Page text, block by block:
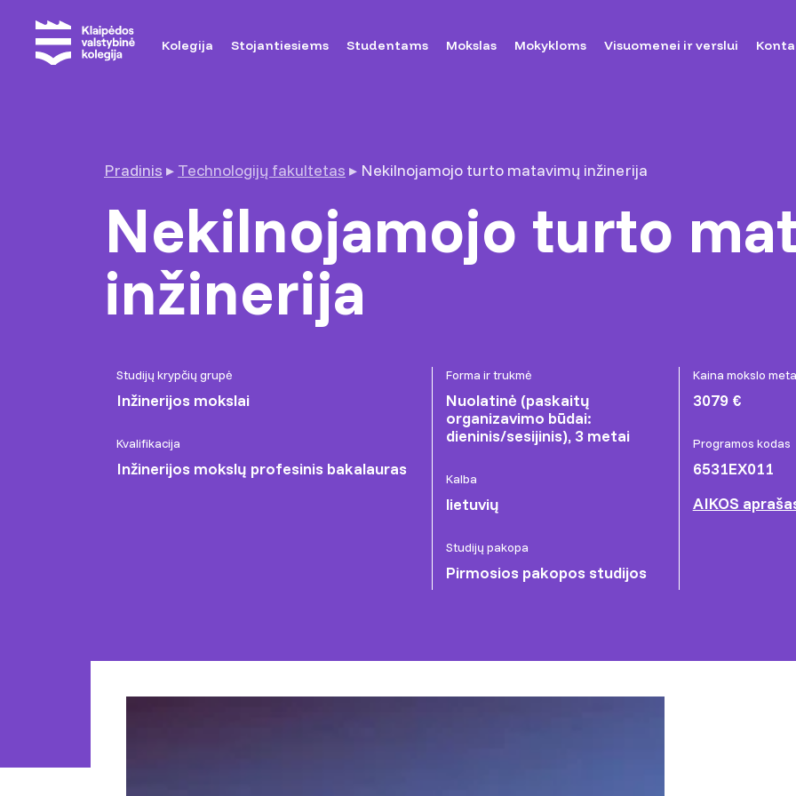
Kolegija Stojantiesiems Studentams Mokslas Mokykloms Visuomenei ir verslui
Pradinis ▸ Technologijų fakultetas ▸ Nekilnojamojo turto matavimų inžinerija
Nekilnojamojo turto
inžinerija
Studijų krypčių grupė
Inžinerijos mokslai
Kvalifikacija
Inžinerijos mokslų profesinis bakalauras
Forma ir trukmė
Nuolatinė (paskaitų
organizavimo būdai:
dieninis/sesijinis), 3 metai
Kalba
lietuvių
Studijų pakopa
Pirmosios pakopos studijos
Kaina mokslo
3079 €
Programos kodas
6531EX011
AIKOS